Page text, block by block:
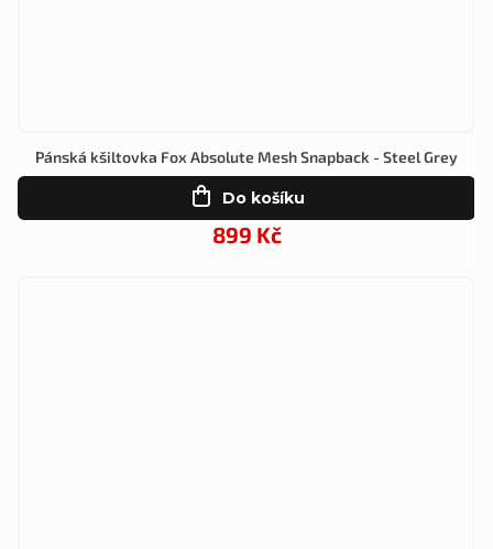
Pánská kšiltovka Fox Absolute Mesh Snapback - Steel Grey
899 Kč
Do košíku